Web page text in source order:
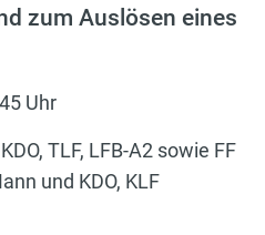
zum Auslösen eines
Uhr
TLF, LFB-A2 sowie FF
und KDO, KLF